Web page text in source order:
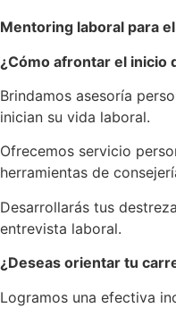
Mentoring laboral para
¿Cómo afrontar el inicio
Brindamos asesoría
inician su vida laboral.
Ofrecemos servicio
herramientas de
Desarrollarás tus
entrevista laboral.
¿Deseas orientar tu
Logramos una efectiva